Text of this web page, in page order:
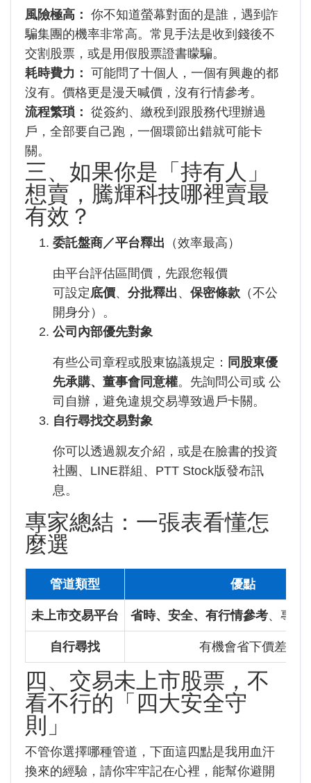
風險極高： 你不知道螢幕對面的是誰，遇到詐
騙集團的機率非常高。常見手法是收到錢後不
交割股票，或是用假股票證書矇騙。
耗時費力： 可能問了十個人，一個有興趣的都
沒有。價格更是漫天喊價，沒有行情參考。
流程繁瑣： 從簽約、繳稅到跟股務代理辦過
戶，全部要自己跑，一個環節出錯就可能卡
關。
三、如果你是「持有人」
想賣，騰輝科技哪裡賣最
有效？
委託盤商／平台釋出 （效率最高）
由平台評估區間價，先跟您報價
可設定底價、 分批釋出 、 保密條款 （不公
開身分）。
公司內部優先對象
有些公司章程或股東協議規定： 同股東優
先承購、董事會同意權。先詢問公司或 公
司自辦，避免違規交易導致過戶卡關。
自行尋找交易對象
你可以透過親友介紹，或是在臉書的投資
社團、LINE群組、PTT Stock版發布訊
息。
專家總結：一張表看懂怎
麼選
管道類型 優點
未上市交易平台 省時、安全、有行情參考、專人
自行尋找 有機會省下價差
四、交易未上市股票，不
看不行的「四大安全守
則」
不管你選擇哪種管道，下面這四點是我用血汗
換來的經驗，請你牢牢記在心裡，能幫你避開